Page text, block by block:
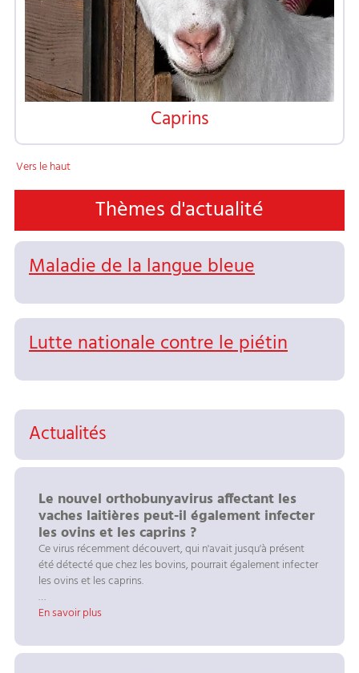
Caprins
Vers le haut
Thèmes d'actualité
Maladie de la langue bleue
Lutte nationale contre le piétin
Actualités
Le nouvel orthobunyavirus affectant les
vaches laitières peut-il également infecter
les ovins et les caprins ?
Ce virus récemment découvert, qui n'avait jusqu'à présent
été détecté que chez les bovins, pourrait également infecter
les ovins et les caprins.
…
En savoir plus